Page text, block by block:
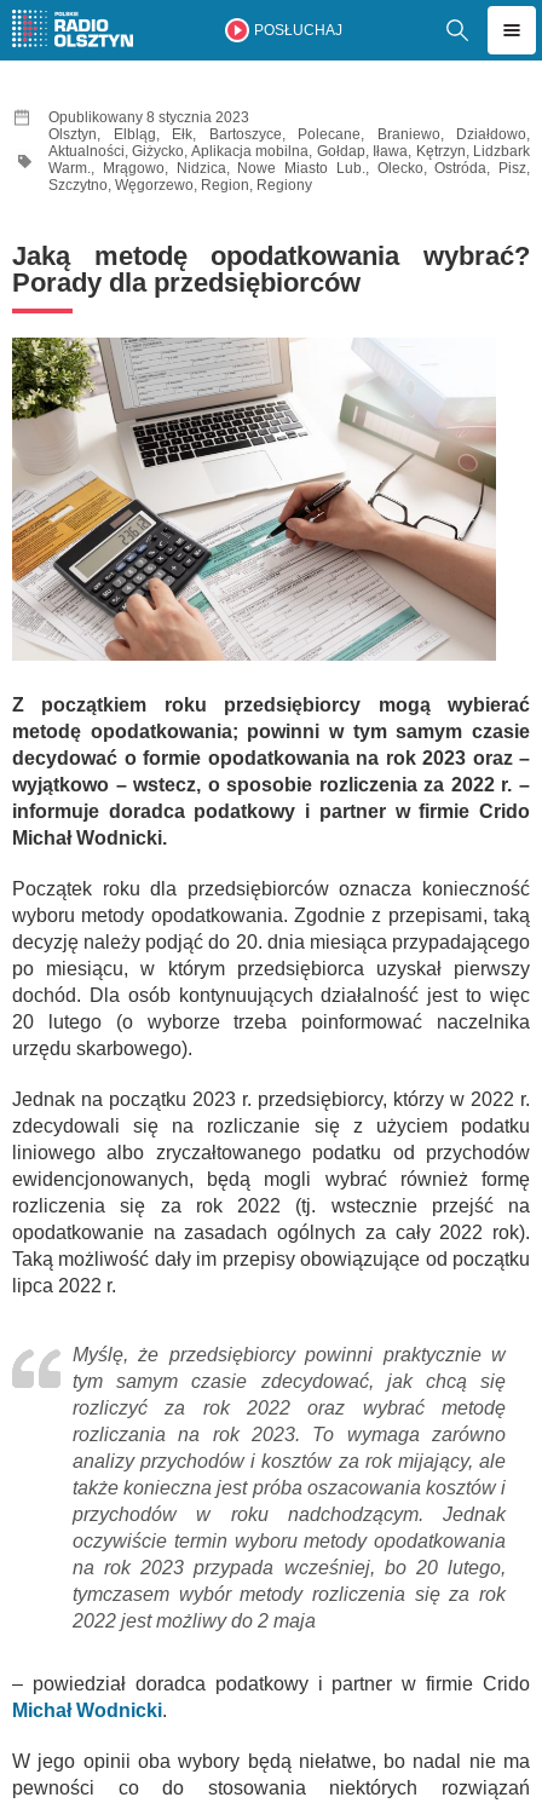
POSŁUCHAJ
Opublikowany 8 stycznia 2023
Olsztyn, Elbląg, Ełk, Bartoszyce, Polecane, Braniewo, Działdowo,
Aktualności,Giżycko, Aplikacja mobilna, Gołdap, Iława, Kętrzyn, Lidzbark
Warm., Mrągowo, Nidzica, Nowe Miasto Lub., Olecko,Ostróda, Pisz,
Szczytno, Węgorzewo, Region, Regiony
Jaką metodę opodatkowania wybrać?
Porady dla przedsiębiorców
Z początkiem roku przedsiębiorcy mogą wybierać
metodę opodatkowania; powinni w tym samym czasie
decydować o formie opodatkowania na rok 2023 oraz –
wyjątkowo – wstecz, o sposobie rozliczenia za 2022 r. –
informuje doradca podatkowy i partner w firmie Crido
Michał Wodnicki.
Początek roku dla przedsiębiorców oznacza konieczność
wyboru metody opodatkowania. Zgodnie z przepisami, taką
decyzję należy podjąć do 20. dnia miesiąca przypadającego
po miesiącu, w którym przedsiębiorca uzyskał pierwszy
dochód. Dla osób kontynuujących działalność jest to więc
20 lutego (o wyborze trzeba poinformować naczelnika
urzędu skarbowego).
Jednak na początku 2023 r. przedsiębiorcy, którzy w 2022 r.
zdecydowali się na rozliczanie się z użyciem podatku
liniowego albo zryczałtowanego podatku od przychodów
ewidencjonowanych, będą mogli wybrać również formę
rozliczenia się za rok 2022 (tj. wstecznie przejść na
opodatkowanie na zasadach ogólnych za cały 2022 rok).
Taką możliwość dały im przepisy obowiązujące od początku
lipca 2022 r.
Myślę, że przedsiębiorcy powinni praktycznie w
tym samym czasie zdecydować, jak chcą się
rozliczyć za rok 2022 oraz wybrać metodę
rozliczania na rok 2023. To wymaga zarówno
analizy przychodów i kosztów za rok mijający, ale
także konieczna jest próba oszacowania kosztów i
przychodów w roku nadchodzącym. Jednak
oczywiście termin wyboru metody opodatkowania
na rok 2023 przypada wcześniej, bo 20 lutego,
tymczasem wybór metody rozliczenia się za rok
2022 jest możliwy do 2 maja
– powiedział doradca podatkowy i partner w firmie Crido
Michał Wodnicki.
W jego opinii oba wybory będą niełatwe, bo nadal nie ma
pewności co do stosowania niektórych rozwiązań